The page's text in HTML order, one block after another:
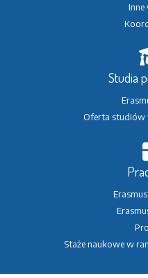
Inne
Studia
Oferta studiów
Staże naukowe w